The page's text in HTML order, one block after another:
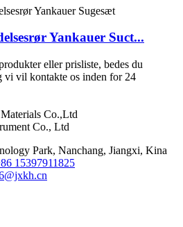
Yankauer Suct...
eller prisliste, bedes du
vi vil kontakte os inden for 24
Co.,Ltd
Co., Ltd
Park, Nanchang, Jiangxi, Kina
15397911825